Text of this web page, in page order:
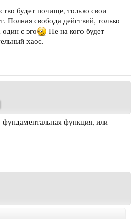
будет почище, только свои
Полная свобода действий, только
с эго
Не на кого будет
хаос.
функция, или